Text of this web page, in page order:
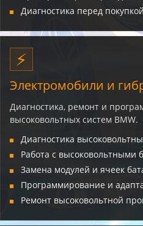
Диагностика перед
⚡
Электромобили и
Диагностика, ремонт и
высоковольтных систем BMW.
Диагностика
Работа с высоковольтными
Замена модулей и ячеек
Программирование и
Ремонт высоковольтной